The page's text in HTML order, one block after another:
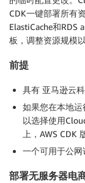
CDK一键部署所有
ElastiCache和RDS
板，调整资源规模
前提
具有 亚马逊云
如果您在本地运
以选择使用
上，AWS CDK
一个可用于公网
部署无服务器电